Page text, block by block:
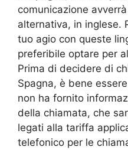
comunicazione
alternativa, in inglese.
tuo agio con queste
preferibile optare per
Prima di decidere di
Spagna, è bene
non ha fornito
della chiamata, che
legati alla tariffa
telefonico per le